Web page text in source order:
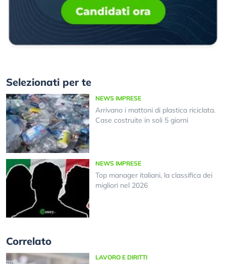
Selezionati per te
NEWS IMPRESE
Arrivano i mattoni di plastica riciclata.
Case costruite in soli 5 giorni
NEWS IMPRESE
Top manager italiani, la classifica dei
migliori nel 2026
Correlato
LAVORO E DIRITTI